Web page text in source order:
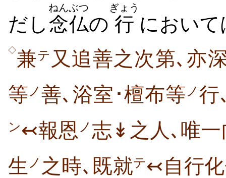
だし 念仏
ねんぶつ
の 行
ぎょう
において
◇兼テ 又追善之次第､亦
等 ノ 善､浴室･檀布等 ノ 行
ン↢報恩 ノ 志↡之人､唯一
生 ノ 之時､既就テ↢自行